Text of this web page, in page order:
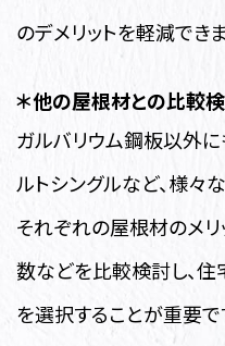
のデメリットを軽減できま
＊他の屋根材との比較
ガルバリウム鋼板以外に
ルトシングルなど、様々
それぞれの屋根材のメリ
数などを比較検討し、
を選択することが重要で